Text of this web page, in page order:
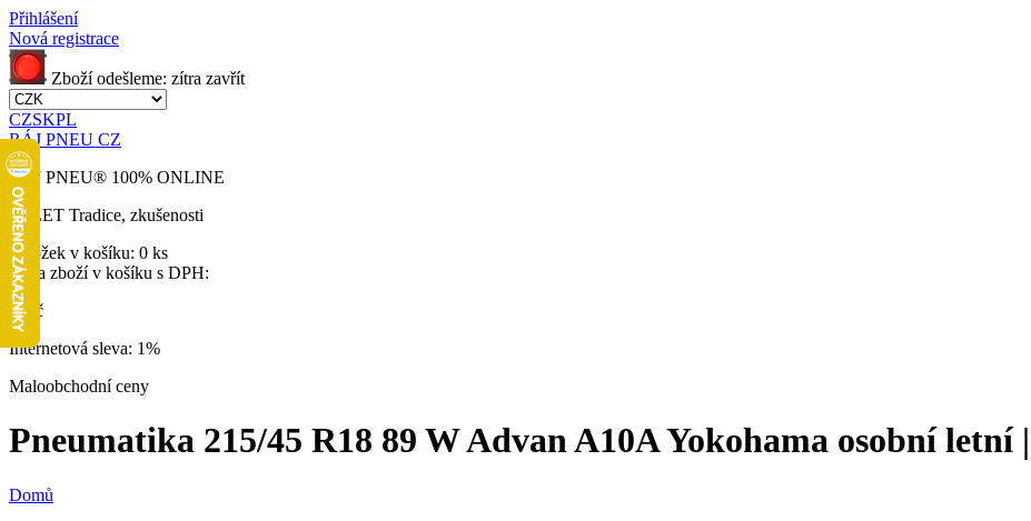
Přihlášení
Nová registrace
Zboží odešleme: zítra zavřít
CZSKPL
RÁJ PNEU CZ
RÁJ PNEU® 100% ONLINE
32 LET Tradice, zkušenosti
Položek v košíku: 0 ks
Cena zboží v košíku s DPH:
0 Kč
Internetová sleva: 1%
Maloobchodní ceny
Pneumatika 215/45 R18 89 W Advan A10A Yokohama osobní letní
Domů